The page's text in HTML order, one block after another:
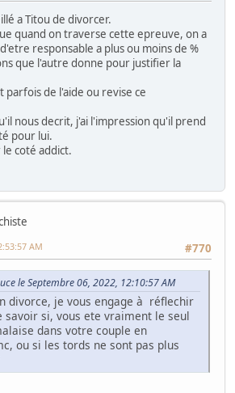
a Titou de divorcer.
quand on traverse cette epreuve, on a
responsable a plus ou moins de %
que l'autre donne pour justifier la
parfois de l'aide ou revise ce
nous decrit, j'ai l'impression qu'il prend
pour lui.
coté addict.
#770
AM
le Septembre 06, 2022, 12:10:57 AM
divorce, je vous engage à réflechir
savoir si, vous ete vraiment le seul
dans votre couple en
ou si les tords ne sont pas plus